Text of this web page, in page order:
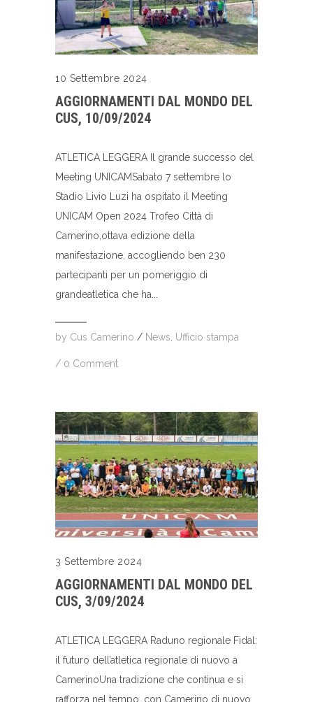
10 Settembre 2024
AGGIORNAMENTI DAL MONDO DEL
CUS, 10/09/2024
ATLETICA LEGGERA Il grande successo del
Meeting UNICAMSabato 7 settembre lo
Stadio Livio Luzi ha ospitato il Meeting
UNICAM Open 2024 Trofeo Città di
Camerino,ottava edizione della
manifestazione, accogliendo ben 230
partecipanti per un pomeriggio di
grandeatletica che ha...
by Cus Camerino / News, Ufficio stampa
/ 0 Comment
3 Settembre 2024
AGGIORNAMENTI DAL MONDO DEL
CUS, 3/09/2024
ATLETICA LEGGERA Raduno regionale Fidal:
il futuro dell’atletica regionale di nuovo a
CamerinoUna tradizione che continua e si
rafforza nel tempo, con Camerino di nuovo